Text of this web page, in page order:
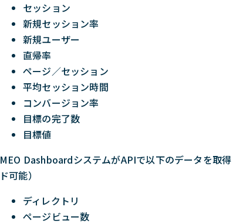
セッション
新規セッション率
新規ユーザー
直帰率
ページ／セッション
平均セッション時間
コンバージョン率
目標の完了数
目標値
MEO DashboardシステムがAPIで以下のデータを取
ド可能）
ディレクトリ
ページビュー数